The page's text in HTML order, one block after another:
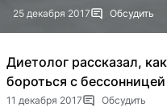
25 декабря 2017 Обсудить
Диетолог рассказал,
бороться с бессонницей
11 декабря 2017 Обсудить